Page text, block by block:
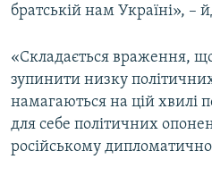
братській нам Україні», –
«Складається враження,
зупинити низку
намагаються на цій хвилі
для себе політичних
російському